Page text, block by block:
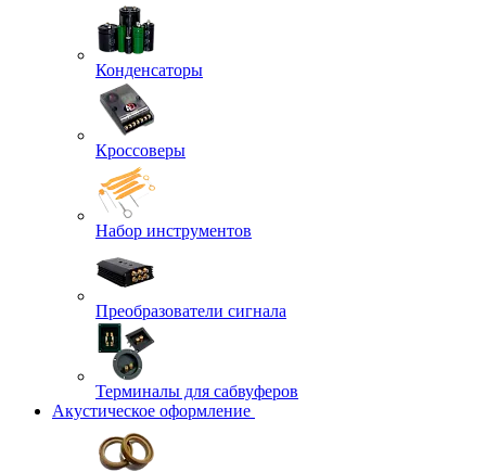
Конденсаторы
Кроссоверы
Набор инструментов
Преобразователи сигнала
Терминалы для сабвуферов
Акустическое оформление